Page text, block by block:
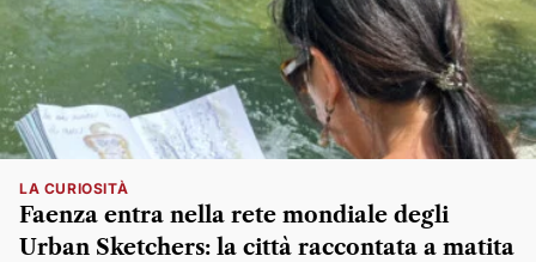
LA CURIOSITÀ
Faenza entra nella rete mondiale degli
Urban Sketchers: la città raccontata a matita